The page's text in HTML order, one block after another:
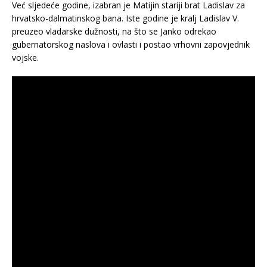
Već sljedeće godine, izabran je Matijin stariji brat Ladislav za
hrvatsko-dalmatinskog bana. Iste godine je kralj Ladislav V.
preuzeo vladarske dužnosti, na što se Janko odrekao
gubernatorskog naslova i ovlasti i postao vrhovni zapovjednik
vojske.